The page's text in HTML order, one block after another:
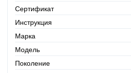
Сертификат
Инструкция
Марка
Модель
Поколение